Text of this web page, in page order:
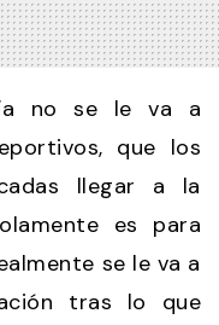
no se le va a
que los
llegar a la
es para
se le va a
tras lo que